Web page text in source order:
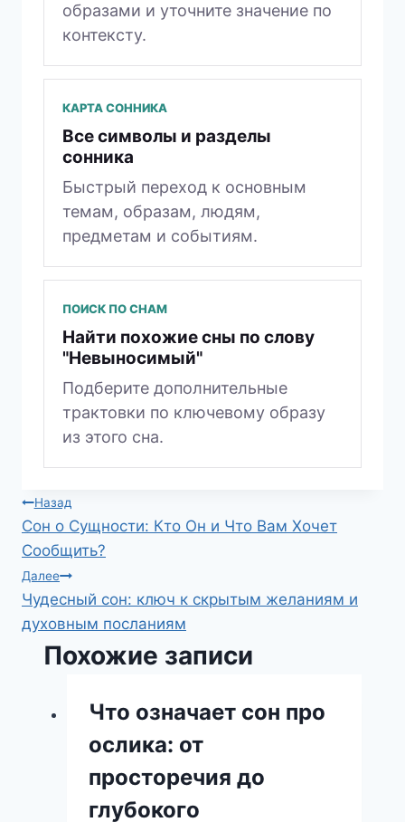
образами и уточните значение по
контексту.
КАРТА СОННИКА
Все символы и разделы
сонника
Быстрый переход к основным
темам, образам, людям,
предметам и событиям.
ПОИСК ПО СНАМ
Найти похожие сны по слову
"Невыносимый"
Подберите дополнительные
трактовки по ключевому образу
из этого сна.
Навигация
по
записям
Назад
Сон о Сущности: Кто Он и Что Вам Хочет
Сообщить?
Далее
Чудесный сон: ключ к скрытым желаниям и
духовным посланиям
Похожие записи
Что означает сон про
ослика: от
просторечия до
глубокого